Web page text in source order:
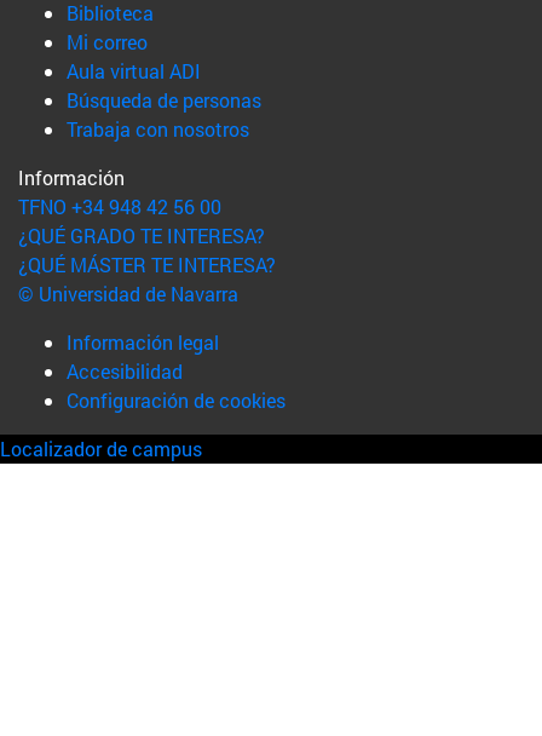
Biblioteca
Mi correo(abre en nueva ventana)
Aula virtual ADI
Búsqueda de personas(abre en nueva ventana)
Trabaja con nosotros(abre en nueva ventana)
Información
TFNO +34 948 42 56 00
¿QUÉ GRADO TE INTERESA?
¿QUÉ MÁSTER TE INTERESA?
© Universidad de Navarra
Información legal
Accesibilidad
Configuración de cookies
Localizador de campus